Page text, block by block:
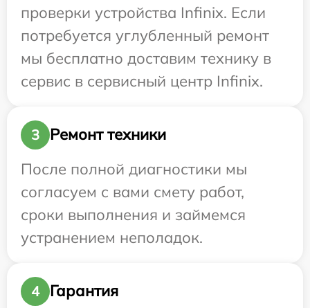
проверки устройства Infinix. Если
потребуется углубленный ремонт
мы бесплатно доставим технику в
сервис в сервисный центр Infinix.
3
Ремонт техники
После полной диагностики мы
согласуем с вами смету работ,
сроки выполнения и займемся
устранением неполадок.
4 Гарантия